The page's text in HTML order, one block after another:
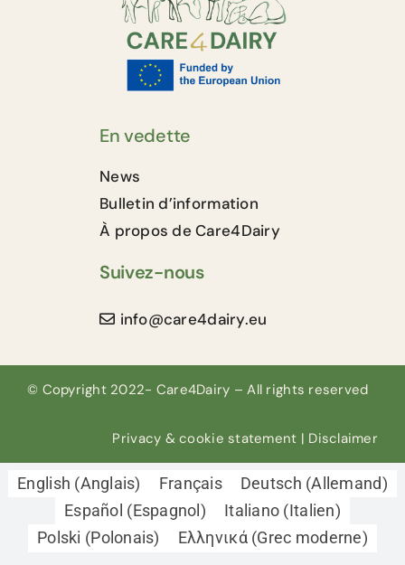
En vedette
News
Bulletin d’information
À propos de Care4Dairy
Suivez-nous
info@care4dairy.eu
© Copyright 2022- Care4Dairy – All rights reserved
Privacy & cookie statement | Disclaimer
English (Anglais) Français Deutsch (Allemand)
Español (Espagnol ) Italiano (Italien)
Polski (Polonais) Ελληνικά(Grec moderne)